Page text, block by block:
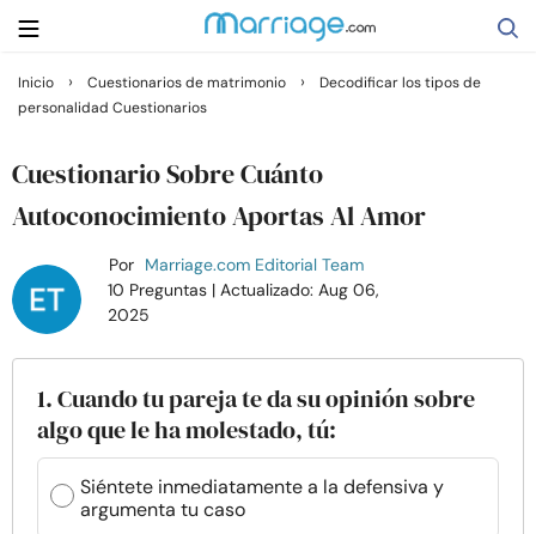
Buscar
Casarse
Relaciones
Familia
Ayuda
Cursos
Inicio › Cuestionarios de matrimonio ›
Decodificar los tipos de
personalidad Cuestionarios
Cuestionario Sobre Cuánto
Autoconocimiento Aportas Al Amor
Por Marriage.com Editorial Team
10 Preguntas | Actualizado: Aug 06,
2025
1. Cuando tu pareja te da su opinión sobre
algo que le ha molestado, tú:
Siéntete inmediatamente a la defensiva y
argumenta tu caso